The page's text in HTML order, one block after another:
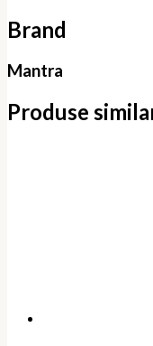
Brand
Mantra
Produse